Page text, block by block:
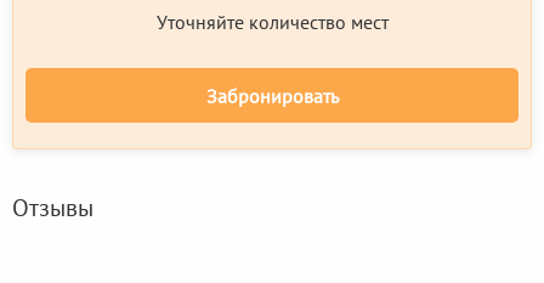
Уточняйте количество мест
Забронировать
Отзывы